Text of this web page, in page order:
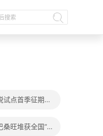
点首季征期整
旺堆获全国“火